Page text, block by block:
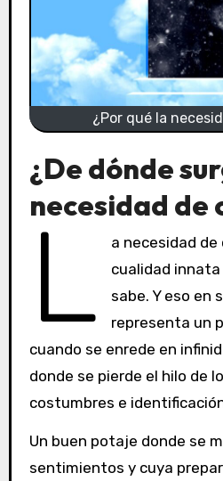
¿Por qué la
¿De dónde
necesidad de
L
a necesidad de
cualidad innata
sabe. Y eso en
representa un
cuando se enrede en
donde se pierde el hilo de
costumbres e
Un buen potaje donde se
sentimientos y cuya